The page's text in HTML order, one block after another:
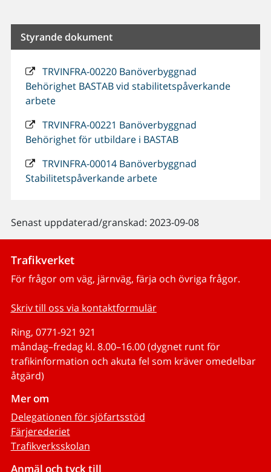
Styrande dokument
TRVINFRA-00220 Banöverbyggnad
Behörighet BASTAB vid stabilitetspåverkande
arbete
TRVINFRA-00221 Banöverbyggnad
Behörighet för utbildare i BASTAB
TRVINFRA-00014 Banöverbyggnad
Stabilitetspåverkande arbete
Senast uppdaterad/granskad: 2023-09-08
Trafikverket
För frågor om väg, järnväg, färja och övriga frågor.
Skriv till oss via kontaktformulär
Ring, 0771-921 921
måndag–fredag kl. 8.00–16.00 (dygnet runt för
trafikinformation och akuta fel som kräver omedelbar
åtgärd)
Mer om
Delegationen för sjöfartsstöd
Färjerederiet
Trafikverksskolan
Anmäl och tyck till